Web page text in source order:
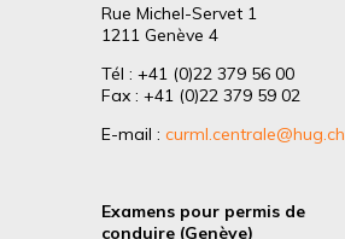
Rue Michel-Servet 1
1211 Genève 4
Tél : +41 (0)22 379 56 00
Fax : +41 (0)22 379 59 02
E-mail : curml.centrale@hug.ch
Examens pour permis de
conduire (Genève)